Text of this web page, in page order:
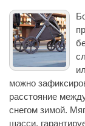
можно
расстояние
снегом зимой.
шасси,